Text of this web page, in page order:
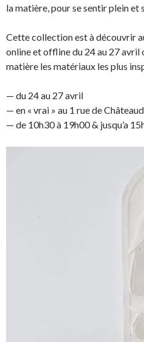
la matière, pour se sentir plein et
Cette collection est à découvrir
online et offline du 24 au 27 avril
matière les matériaux les plus
— du 24 au 27 avril
— en « vrai » au 1 rue de
— de 10h30 à 19h00 & jusqu’a